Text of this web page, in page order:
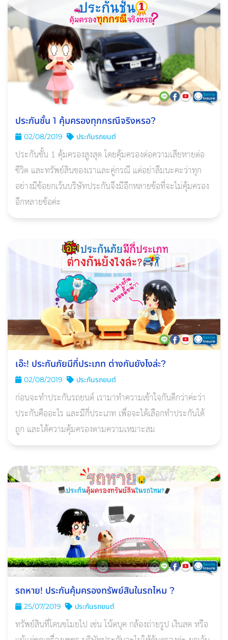
ประกันชั้น 1 คุ้มครองทุกกรณีจริงหรอ?
02/08/2019 ประกันรถยนต์
ประกันชั้น 1 คุ้มครองสูงสุด โดยคุ้มครองต่อความเสียหายต่อ
ชีวิต และทรัพย์สินของเราและคู่กรณี แต่อย่าลืมนะคะว่าทุก
อย่างมีข้อยกเว้นบริษัทประกันจึงมีอีกหลายข้อที่จะไม่คุ้มครอง
อีกหลายข้อค่ะ
เอ๊ะ! ประกันภัยมีกี่ประเภท ต่างกันยังไงล่ะ?
02/08/2019 ประกันรถยนต์
ก่อนจะทำประกันรถยนต์ เรามาทำความเข้าใจกันดีกว่าค่ะว่า
ประกันคืออะไร และมีกี่ประเภท เพื่อจะได้เลือกทำประกันได้
ถูก และได้ความคุ้มครองตามความเหมาะสม
รถหาย! ประกันคุ้มครองทรัพย์สินในรถไหม ?
25/07/2019 ประกันรถยนต์
ทรัพย์สินที่โดนขโมยไป เช่น โน้ตบุค กล้องถ่ายรูป เงินสด หรือ